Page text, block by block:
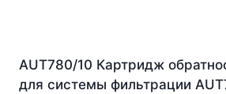
AUT780/10 Картридж
для системы фильтрации